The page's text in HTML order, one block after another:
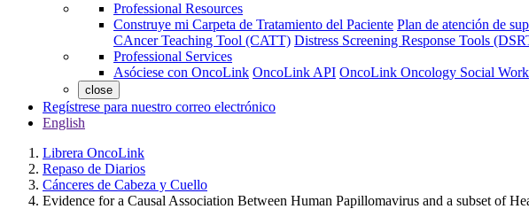
Professional Resources
Construye mi Carpeta de Tratamiento del Paciente Plan de atención de
CAncer Teaching Tool (CATT) Distress Screening Response Tools
Professional Services
Asóciese con OncoLink OncoLink API OncoLink Oncology Social
close
Regístrese para nuestro correo electrónico
English
Librera OncoLink
Repaso de Diarios
Cánceres de Cabeza y Cuello
Evidence for a Causal Association Between Human Papillomavirus and a subset of